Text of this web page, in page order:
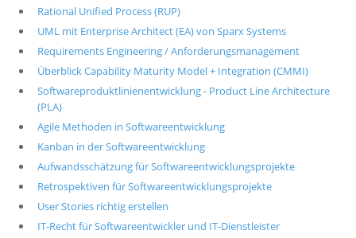
Rational Unified Process (RUP)
UML mit Enterprise Architect (EA) von Sparx Systems
Requirements Engineering / Anforderungsmanagement
Überblick Capability Maturity Model + Integration (CMMI)
Softwareproduktlinienentwicklung - Product Line Architecture
(PLA)
Agile Methoden in Softwareentwicklung
Kanban in der Softwareentwicklung
Aufwandsschätzung für Softwareentwicklungsprojekte
Retrospektiven für Softwareentwicklungsprojekte
User Stories richtig erstellen
IT-Recht für Softwareentwickler und IT-Dienstleister